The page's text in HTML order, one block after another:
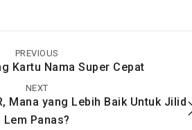
Laminating Pada
Kertas
PREVIOUS
Kartu Nama Super Cepat
NEXT
Mana yang Lebih Baik Untuk Jilid
Lem Panas?